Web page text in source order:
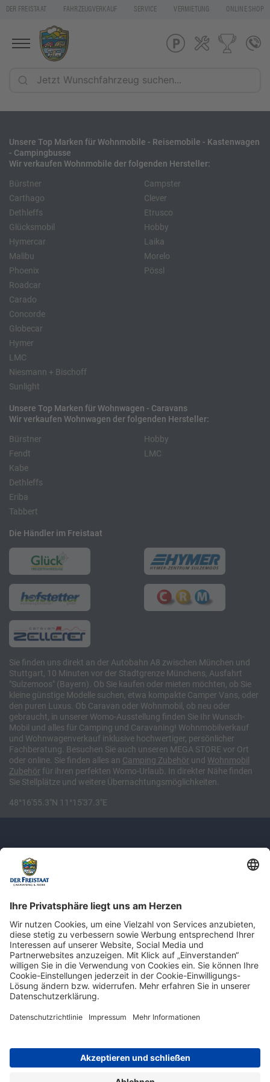
DER FREISTAAT FAHRZEUGVERKAUF SERVICE VERMIETUNG ONLINE SHOP
Unsere Top Marken für Wohnmobile - Reisemobile - Kastenwagen
- Campingbusse
Wir verkaufen Wohnmobile der folgenden Hersteller:
Bürstner
Carthago
Dethleffs
Glücksmobil
Hymercar
Malibu
Phoenix
Roadcar
Campster
Clever
Etrusco
Hobby
Laika
Morelo
Pössl
Carado
Concorde
Globecar
Hymer
LMC
Niesmann + Bischoff
Sunlight
Unsere Top Marken für Wohnwagen - Caravans
Wir verkaufen Wohnwagen der folgenden Hersteller:
Bürstner
Fendt
Kabe
Hobby
LMC
Dethleffs
Eriba
Tabbert
Die Händler im Freistaat
Sie finden uns direkt an der Autobahn A8 zwischen München und
Stuttgart, 10 Minuten vor der Stadtgrenze Münchens, Ausfahrt
"Sulzemoos" (Bayern). Ob Sie kaufen oder mieten möchten, ob Sie
kleine günstige Modelle suchen, etwa kompakte Camper Vans, oder
den puren Luxus. Ob Caravan oder Wohnmobil, ob neu oder
gebraucht, in unserer Womo-Ausstellung finden Sie Ihr Wunsch-
Mobil und alles für Camping und Caravaning! Wohnmobilverkauf
und Wohnwagenverkauf inklusive hochwertiger, persönlicher
Fachberatung. Besuchen Sie auch unseren MEGA STORE vor Ort
oder online. Sie finden alles an Camping Zubehör und Wohnmobil
Zubehör für ihren perfekten Womo-Urlaub. In direkter Nähe finden
Sie Stellplätze und weitere Übernachtungsmöglichkeiten.
48°16'55.3"N 11°15'37.3"E
Newsletter: Jetzt auf
shop.derfreistaat.de anmelden und
einen 5€ Gutschein für unseren Online-
Shop erhalten!*
Impressum Datenschutz Barrierefreiheit